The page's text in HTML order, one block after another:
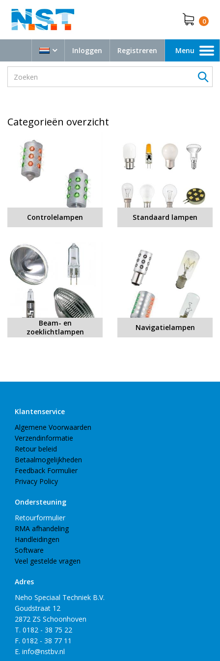
0
Inloggen Registreren
Toggle
navigation
Menu
Categorieën overzicht
Controlelampen Standaard lampen
Beam- en
zoeklichtlampen
Navigatielampen
Klantenservice
Algemene Voorwaarden
Verzendinformatie
Retour beleid
Betaalmogelijkheden
Feedback Formulier
Privacy Policy
Ondersteuning
Retourformulier
RMA afhandeling
Handleidingen
Software
Veel gestelde vragen
Adres
Neho Speciaal Techniek B.V.
Goudstraat 12
2872 ZS Schoonhoven
T. 0182 - 38 75 22
F. 0182 - 38 77 11
E. info@nstbv.nl